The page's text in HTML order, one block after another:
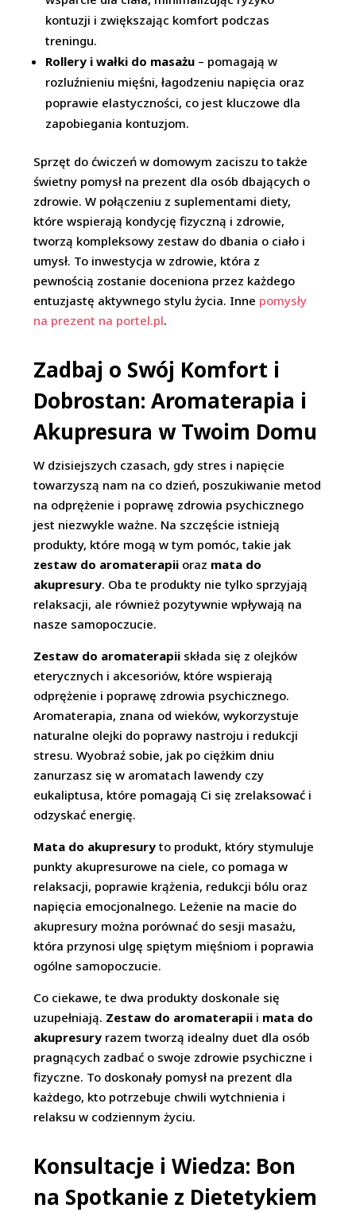
kontuzji i zwiększając komfort podczas
treningu.
Rollery i wałki do masażu – pomagają w
rozluźnieniu mięśni, łagodzeniu napięcia oraz
poprawie elastyczności, co jest kluczowe dla
zapobiegania kontuzjom.
Sprzęt do ćwiczeń w domowym zaciszu to także
świetny pomysł na prezent dla osób dbających o
zdrowie. W połączeniu z suplementami diety,
które wspierają kondycję fizyczną i zdrowie,
tworzą kompleksowy zestaw do dbania o ciało i
umysł. To inwestycja w zdrowie, która z
pewnością zostanie doceniona przez każdego
entuzjastę aktywnego stylu życia. Inne pomysły
na prezent na portel.pl.
Zadbaj o Swój Komfort i
Dobrostan: Aromaterapia i
Akupresura w Twoim Domu
W dzisiejszych czasach, gdy stres i napięcie
towarzyszą nam na co dzień, poszukiwanie metod
na odprężenie i poprawę zdrowia psychicznego
jest niezwykle ważne. Na szczęście istnieją
produkty, które mogą w tym pomóc, takie jak
zestaw do aromaterapii oraz mata do
akupresury. Oba te produkty nie tylko sprzyjają
relaksacji, ale również pozytywnie wpływają na
nasze samopoczucie.
Zestaw do aromaterapii składa się z olejków
eterycznych i akcesoriów, które wspierają
odprężenie i poprawę zdrowia psychicznego.
Aromaterapia, znana od wieków, wykorzystuje
naturalne olejki do poprawy nastroju i redukcji
stresu. Wyobraź sobie, jak po ciężkim dniu
zanurzasz się w aromatach lawendy czy
eukaliptusa, które pomagają Ci się zrelaksować i
odzyskać energię.
Mata do akupresury to produkt, który stymuluje
punkty akupresurowe na ciele, co pomaga w
relaksacji, poprawie krążenia, redukcji bólu oraz
napięcia emocjonalnego. Leżenie na macie do
akupresury można porównać do sesji masażu,
która przynosi ulgę spiętym mięśniom i poprawia
ogólne samopoczucie.
Co ciekawe, te dwa produkty doskonale się
uzupełniają. Zestaw do aromaterapii i mata do
akupresury razem tworzą idealny duet dla osób
pragnących zadbać o swoje zdrowie psychiczne i
fizyczne. To doskonały pomysł na prezent dla
każdego, kto potrzebuje chwili wytchnienia i
relaksu w codziennym życiu.
Konsultacje i Wiedza: Bon
na Spotkanie z Dietetykiem